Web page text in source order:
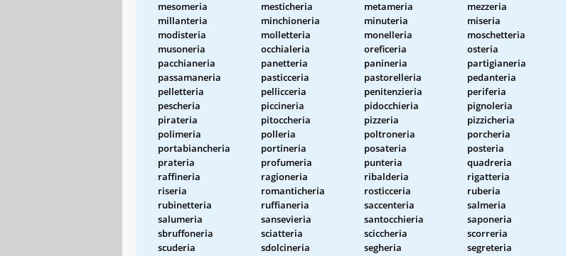
mesomeria
mesticheria metameria
mezzeria
millanteria
minchioneria minuteria
miseria
modisteria
molletteria monelleria
moschetteria
musoneria
occhialeria oreficeria
osteria
pacchianeria
panetteria panineria
partigianeria
passamaneria
pasticceria pastorelleria
pedanteria
pelletteria
pellicceria penitenzieria
periferia
pescheria
piccineria pidocchieria
pignoleria
pirateria
pitoccheria pizzeria
pizzicheria
polimeria
polleria poltroneria
porcheria
portabiancheria
portineria posateria
posteria
prateria
profumeria punteria
quadreria
raffineria
ragioneria ribalderia
rigatteria
riseria
romanticheria rosticceria
ruberia
rubinetteria
ruffianeria saccenteria
salmeria
salumeria
sansevieria santocchieria
saponeria
sbruffoneria
sciatteria sciccheria
scorreria
scuderia
sdolcineria segheria
segreteria